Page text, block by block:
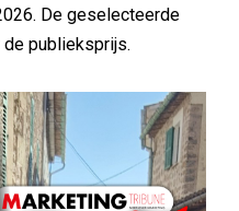
De geselecteerde
de publieksprijs.